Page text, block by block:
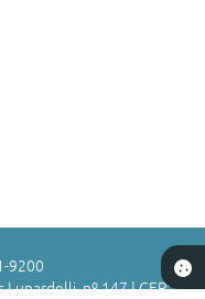
9200
nº 147 | CEP: